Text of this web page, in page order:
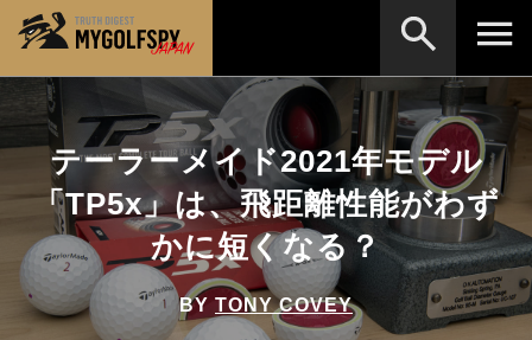
テーラーメイド2021年モデル
「TP5x」は、飛距離性能がわず
かに短くなる？
BY TONY COVEY
MOST WANTED テストランキング
NEW RELEASES 新製品情報
HOW TO ゴルフ上達・実践テクニック
テスト・データ検証
Golf News ゴルフニュース
※メーカー名やクラブ名など、検索したい事柄を入
力してください。
検索